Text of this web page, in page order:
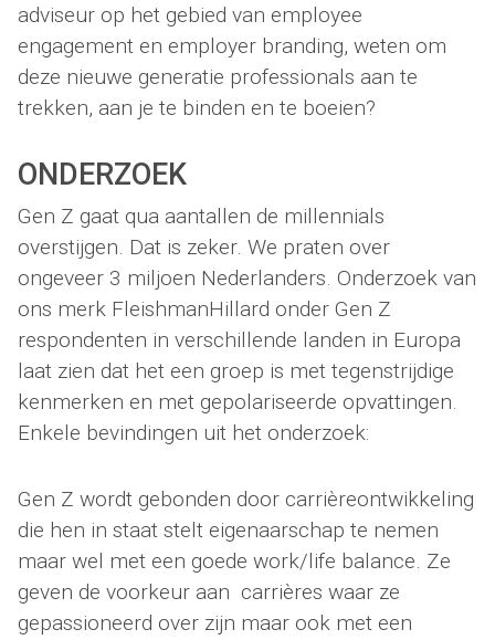
adviseur op het gebied van employee
engagement en employer branding, weten om
deze nieuwe generatie professionals aan te
trekken, aan je te binden en te boeien?
ONDERZOEK
Gen Z gaat qua aantallen de millennials
overstijgen. Dat is zeker. We praten over
ongeveer 3 miljoen Nederlanders. Onderzoek van
ons merk FleishmanHillard onder Gen Z
respondenten in verschillende landen in Europa
laat zien dat het een groep is met tegenstrijdige
kenmerken en met gepolariseerde opvattingen.
Enkele bevindingen uit het onderzoek:
Gen Z wordt gebonden door carrièreontwikkeling
die hen in staat stelt eigenaarschap te nemen
maar wel met een goede work/life balance. Ze
geven de voorkeur aan carrières waar ze
gepassioneerd over zijn maar ook met een